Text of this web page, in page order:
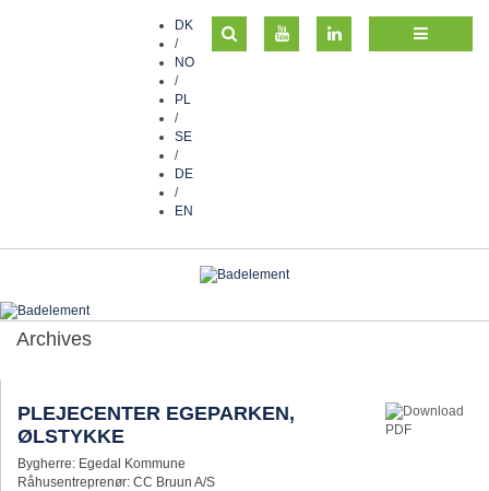
DK
/
NO
/
PL
/
SE
/
DE
/
EN
Archives
PLEJECENTER EGEPARKEN,
ØLSTYKKE
Bygherre: Egedal Kommune
Råhusentreprenør: CC Bruun A/S